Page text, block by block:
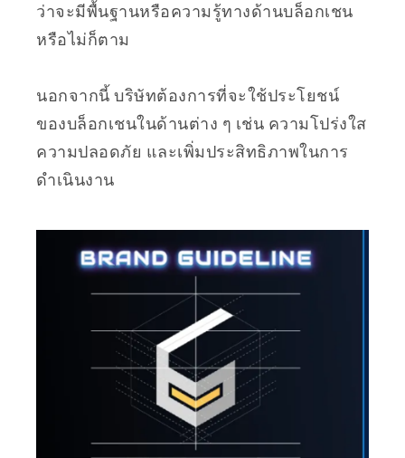
ว่าจะมีพื้นฐานหรือความรู้ทางด้านบล็อกเชน
หรือไม่ก็ตาม
นอกจากนี้ บริษัทต้องการที่จะใช้ประโยชน์
ของบล็อกเชนในด้านต่าง ๆ เช่น ความโปร่งใส
ความปลอดภัย และเพิ่มประสิทธิภาพในการ
ดำเนินงาน